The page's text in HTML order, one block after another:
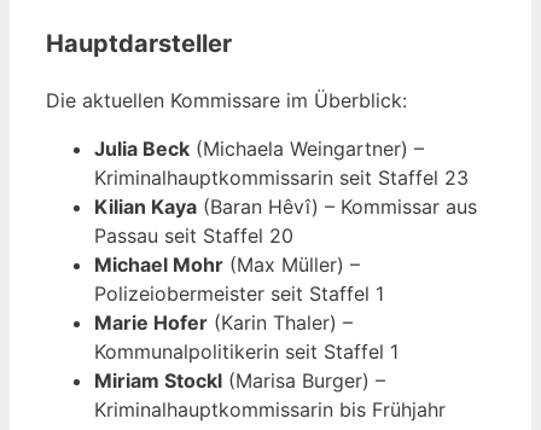
Hauptdarsteller
Die aktuellen Kommissare im Überblick:
Julia Beck (Michaela Weingartner) –
Kriminalhauptkommissarin seit Staffel 23
Kilian Kaya (Baran Hêvî) – Kommissar aus
Passau seit Staffel 20
Michael Mohr (Max Müller) –
Polizeiobermeister seit Staffel 1
Marie Hofer (Karin Thaler) –
Kommunalpolitikerin seit Staffel 1
Miriam Stockl (Marisa Burger) –
Kriminalhauptkommissarin bis Frühjahr